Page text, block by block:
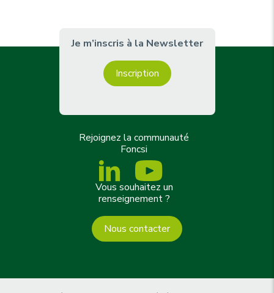
Je m’inscris à la Newsletter
Inscription
Rejoignez la communauté
Foncsi
Vous souhaitez un
renseignement ?
Nous contacter